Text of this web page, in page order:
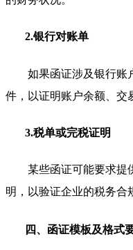
2.银行对账单
如果函证涉及银行账
件，以证明账户余额、交
3.税单或完税证明
某些函证可能要求提
明，以验证企业的税务合
四、函证模板及格式